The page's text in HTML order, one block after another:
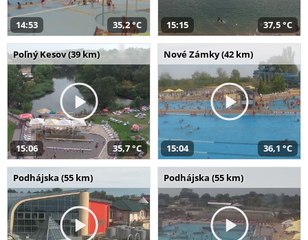
14:53 35,2 °C 15:15 37,5 °C
Poľný Kesov (39 km)
15:06 35,7 °C
Nové Zámky (42 km)
15:04 36,1 °C
Podhájska (55 km) Podhájska (55 km)